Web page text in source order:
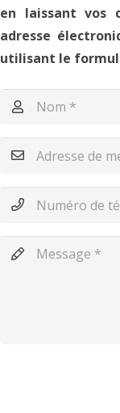
en laissant vos
adresse
utilisant le